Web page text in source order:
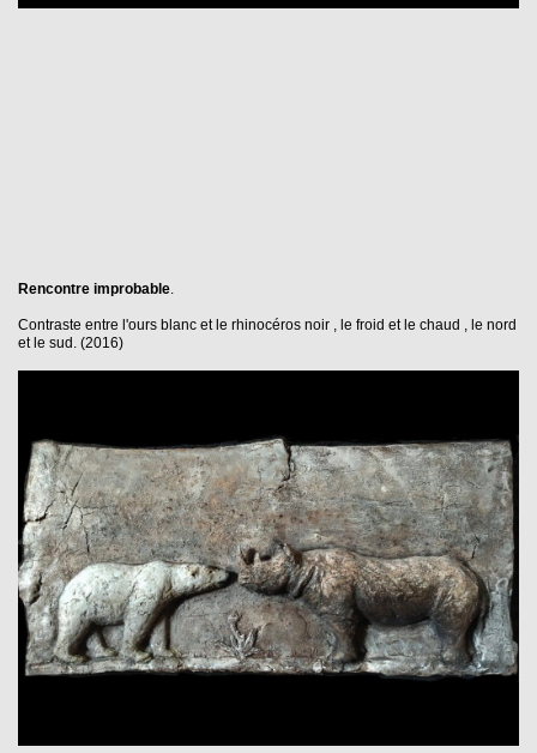
Rencontre improbable.
Contraste entre l'ours blanc et le rhinocéros noir , le froid et le chaud , le nord
et le sud. (2016)